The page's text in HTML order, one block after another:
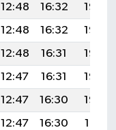
12:48 16:32
19:37
12:48 16:32
19:36
12:48 16:31
19:35
12:47 16:31
19:33
12:47 16:30
19:32
12:47 16:30
19:31